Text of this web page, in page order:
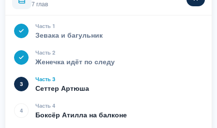
7 глав
Часть 1
Зевака и багульник
Часть 2
Женечка идёт по следу
3
Часть 3
Сеттер Артюша
4
Часть 4
Боксёр Атилла на балконе